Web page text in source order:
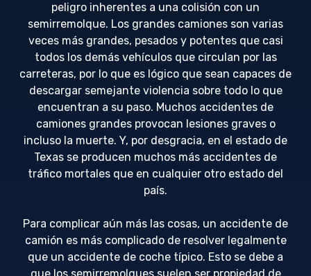
peligro inherentes a una colisión con un
semirremolque. Los grandes camiones son varias
veces más grandes, pesados y potentes que casi
todos los demás vehículos que circulan por las
carreteras, por lo que es lógico que sean capaces de
descargar semejante violencia sobre todo lo que
encuentran a su paso. Muchos accidentes de
camiones grandes provocan lesiones graves o
incluso la muerte. Y, por desgracia, en el estado de
Texas se producen muchos más accidentes de
tráfico mortales que en cualquier otro estado del
país.
Para complicar aún más las cosas, un accidente de
camión es más complicado de resolver legalmente
que un accidente de coche típico. Esto se debe a